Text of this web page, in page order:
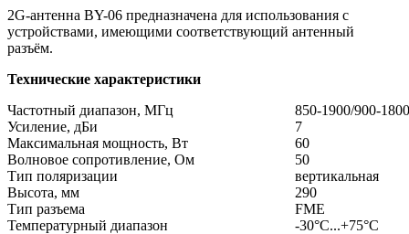
2G-антенна BY-06 предназначена для использования с
устройствами, имеющими соответствующий антенный
разъём.
Технические характеристики
Частотный диапазон, МГц
850-1900/900-
Усиление, дБи
7
Максимальная мощность, Вт
60
Волновое сопротивление, Ом
50
Тип поляризации
вертикальная
Высота, мм
290
Тип разъема
FME
Температурный диапазон
-30°С...+75°С